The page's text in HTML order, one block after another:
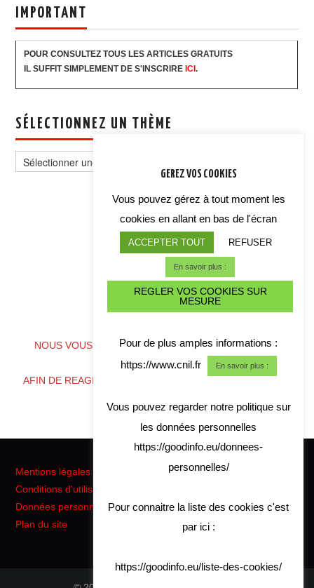
IMPORTANT
POUR CONSULTEZ TOUS LES ARTICLES GRATUITS
IL SUFFIT SIMPLEMENT DE S'INSCRIRE ICI.
SÉLECTIONNEZ UN THÈME
un
thème
ALERTE CYBER CRISE
NOUS VOUS CONSEILLONS DE TELECHARGER NOS
COORDONNES
AFIN DE REAGIR RAPIDEMENT EN CAS DE CRISE CYBER
Mentions légales
Conditions d'utilisation
Données personnelles RGPD
Plan du site
GEREZ VOS COOKIES
Vous pouvez gérez à tout moment les
cookies en allant en bas de l'écran
ACCEPTER TOUT REFUSER
En savoir plus :
REGLER VOS COOKIES SUR
MESURE
Pour de plus amples informations :
https://www.cnil.fr
En savoir plus :
Vous pouvez regarder notre politique sur
les données personnelles
https://goodinfo.eu/donnees-
personnelles/
Pour connaitre la liste des cookies c'est
par ici :
https://goodinfo.eu/liste-des-cookies/